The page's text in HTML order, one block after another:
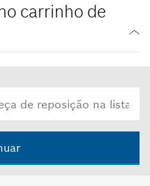
carrinho de